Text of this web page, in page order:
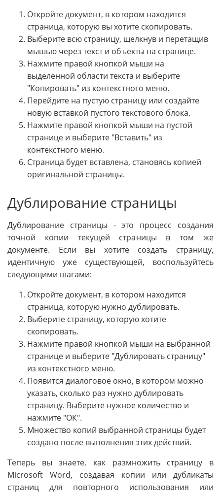
Откройте документ, в котором находится
страница, которую вы хотите скопировать.
Выберите всю страницу, щелкнув и перетащив
мышью через текст и объекты на странице.
Нажмите правой кнопкой мыши на
выделенной области текста и выберите
"Копировать" из контекстного меню.
Перейдите на пустую страницу или создайте
новую вставкой пустого текстового блока.
Нажмите правой кнопкой мыши на пустой
странице и выберите "Вставить" из
контекстного меню.
Страница будет вставлена, становясь копией
оригинальной страницы.
Дублирование страницы
Дублирование страницы - это процесс создания
точной копии текущей страницы в том же
документе. Если вы хотите создать страницу,
идентичную уже существующей, воспользуйтесь
следующими шагами:
Откройте документ, в котором находится
страница, которую нужно дублировать.
Выберите страницу, которую хотите
скопировать.
Нажмите правой кнопкой мыши на выбранной
странице и выберите "Дублировать страницу"
из контекстного меню.
Появится диалоговое окно, в котором можно
указать, сколько раз нужно дублировать
страницу. Выберите нужное количество и
нажмите "ОК".
Множество копий выбранной страницы будет
создано после выполнения этих действий.
Теперь вы знаете, как размножить страницу в
Microsoft Word, создавая копии или дубликаты
страниц для повторного использования или